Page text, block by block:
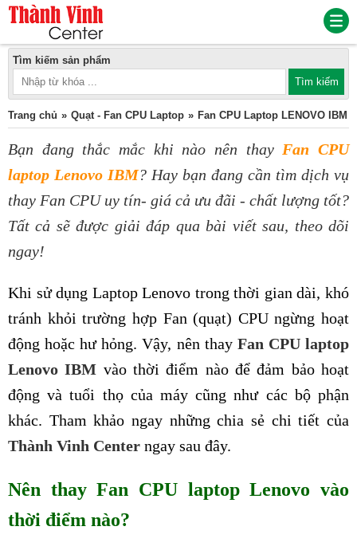
Tìm kiếm sản phẩm
Trang chủ Quạt - Fan CPU Laptop Fan CPU Laptop LENOVO IBM
Bạn đang thắc mắc khi nào nên thay Fan CPU
laptop Lenovo IBM? Hay bạn đang cần tìm dịch vụ
thay Fan CPU uy tín- giá cả ưu đãi - chất lượng tốt?
Tất cả sẽ được giải đáp qua bài viết sau, theo dõi
ngay!
Khi sử dụng Laptop Lenovo trong thời gian dài, khó
tránh khỏi trường hợp Fan (quạt) CPU ngừng hoạt
động hoặc hư hỏng. Vậy, nên thay Fan CPU laptop
Lenovo IBM vào thời điểm nào để đảm bảo hoạt
động và tuổi thọ của máy cũng như các bộ phận
khác. Tham khảo ngay những chia sẻ chi tiết của
Thành Vinh Center ngay sau đây.
Nên thay Fan CPU laptop Lenovo vào
thời điểm nào?